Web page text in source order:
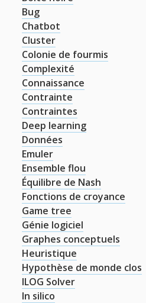
t
w
i
t
t
e
r
m
a
i
l
Bug
Chatbot
Cluster
Colonie de fourmis
Complexité
Connaissance
Contrainte
Contraintes
Deep learning
Données
Emuler
Ensemble flou
Équilibre de Nash
Fonctions de croyance
Game tree
Génie logiciel
Graphes conceptuels
Heuristique
Hypothèse de monde clos
ILOG Solver
In silico